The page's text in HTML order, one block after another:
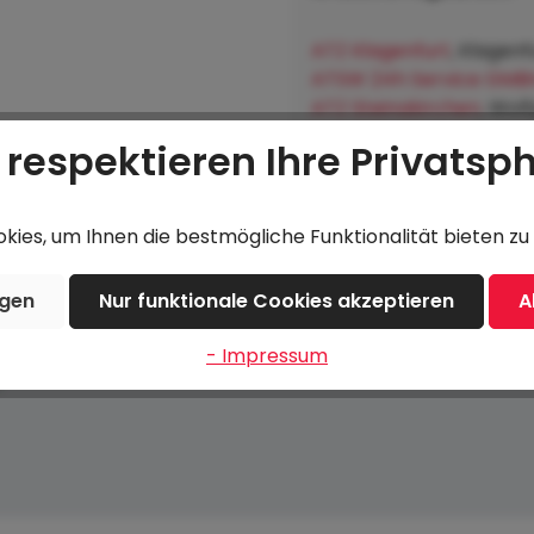
ATZ Klagenfurt ,
ATSW 24h Service GMBH
ATZ Steinakirchen,
Hofkirchen an der
Ihre
um Ihnen die bestmögliche Funktionalität bieten zu
Nur funktionale Cookies akzeptieren
- Impressum